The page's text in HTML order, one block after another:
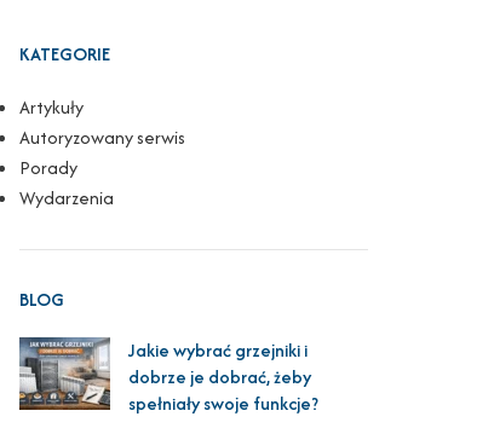
KATEGORIE
Artykuły
Autoryzowany serwis
Porady
Wydarzenia
BLOG
Jakie wybrać grzejniki i
dobrze je dobrać, żeby
spełniały swoje funkcje?